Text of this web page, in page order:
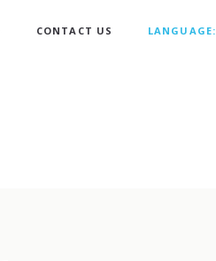
CONTACT US LANGUAGE: